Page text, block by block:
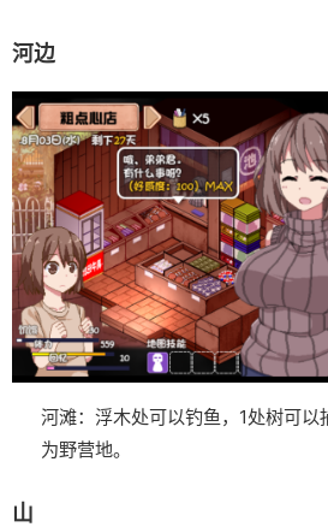
河边
河滩：浮木处可以钓鱼，1处树可以
为野营地。
山